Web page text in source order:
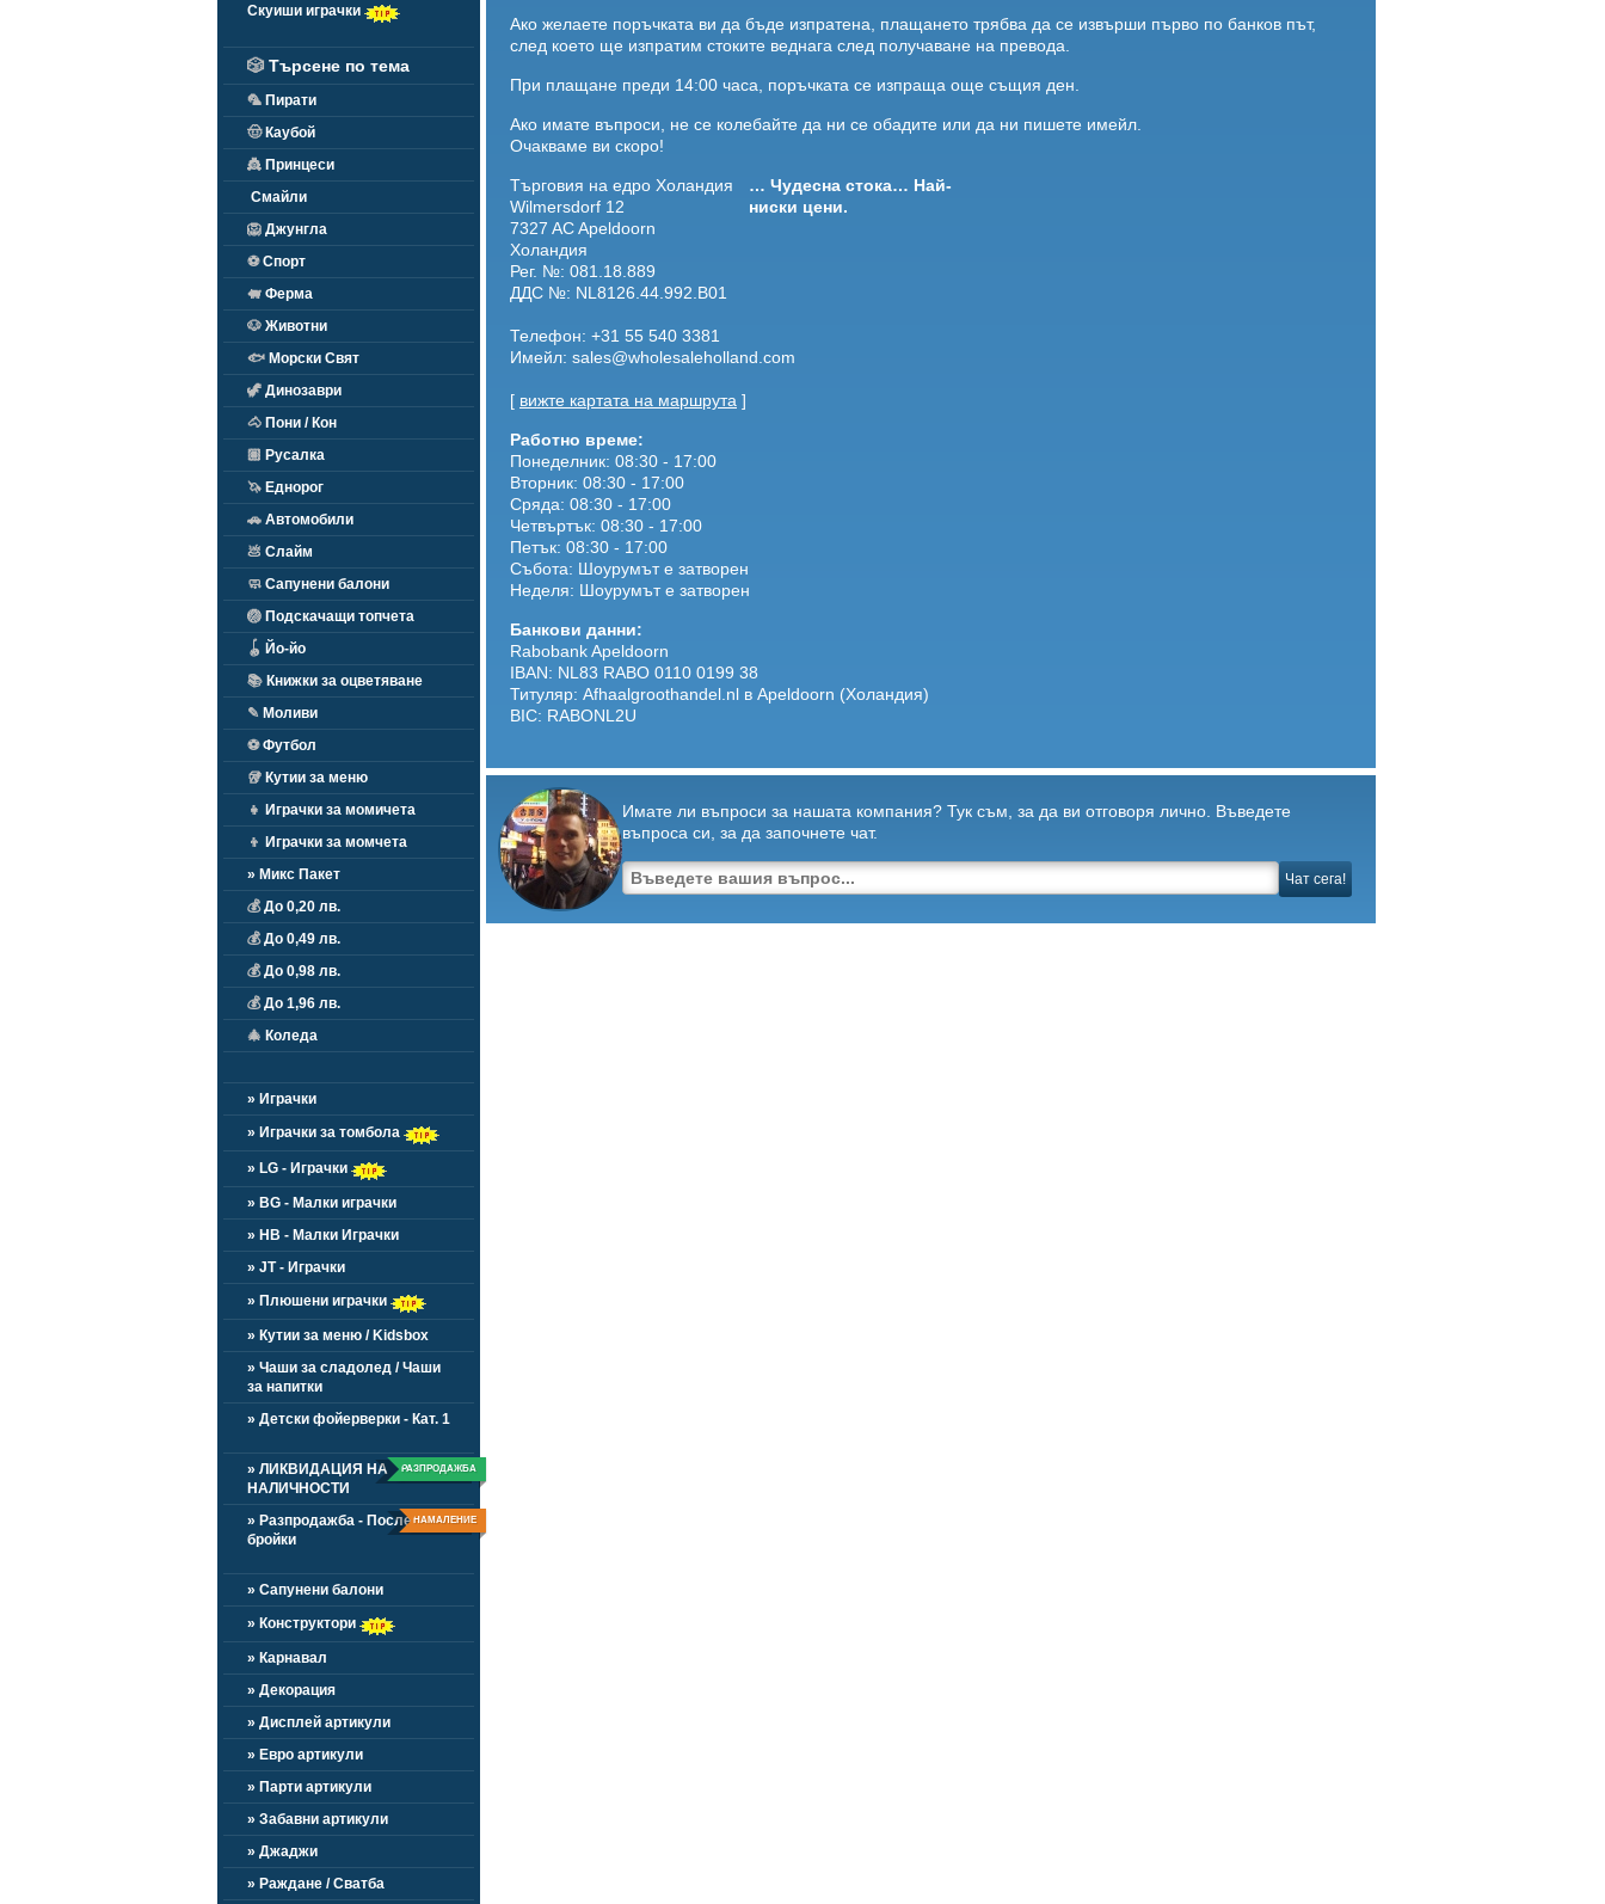
Скуиши играчки
🎲 Търсене по тема
🦜 Пирати
🤠Каубой
👸 Принцеси
Смайли
🦁 Джунгла
⚽Спорт
🐖 Ферма
🐶 Животни
🐟 Морски Свят
🦖 Динозаври
🐴 Пони / Кон
🏽 Русалка
🦄 Еднорог
🚗 Автомобили
💩 Слайм
🧼 Сапунени балони
🏐 Подскачащи топчета
🪀 Йо-йо
📚 Книжки за оцветяване
✎ Моливи
⚽Футбол
🥡 Кутии за меню
👧 Играчки за момичета
👦 Играчки за момчета
» Микс Пакет
💰До 0,20 лв.
💰До 0,49 лв.
💰До 0,98 лв.
💰До 1,96 лв.
🎄 Коледа
» Играчки
» Играчки за томбола
» LG - Играчки
» BG - Малки играчки
» HB - Малки Играчки
» JT - Играчки
» Плюшени играчки
» Кутии за меню / Kidsbox
» Чаши за сладолед / Чаши
за напитки
» Детски фойерверки - Кат. 1
» ЛИКВИДАЦИЯ НА
НАЛИЧНОСТИ
РАЗПРОДАЖБА
» Разпродажба - Последни
бройки
НАМАЛЕНИЕ
» Сапунени балони
» Конструктори
» Карнавал
» Декорация
» Дисплей артикули
» Евро артикули
» Парти артикули
» Забавни артикули
» Джаджи
» Раждане / Сватба
Ако желаете поръчката ви да бъде изпратена, плащането трябва да се извърши първо по банков път,
след което ще изпратим стоките веднага след получаване на превода.
При плащане преди 14:00 часа, поръчката се изпраща още същия ден.
Ако имате въпроси, не се колебайте да ни се обадите или да ни пишете имейл.
Очакваме ви скоро!
… Чудесна стока… Най-
ниски цени.
Търговия на едро Холандия
Wilmersdorf 12
7327 AC Apeldoorn
Холандия
Рег. №: 081.18.889
ДДС №: NL8126.44.992.B01
Телефон: +31 55 540 3381
Имейл: sales@wholesaleholland.com
[ вижте картата на маршрута ]
Работно време:
Понеделник: 08:30 - 17:00
Вторник: 08:30 - 17:00
Сряда: 08:30 - 17:00
Четвъртък: 08:30 - 17:00
Петък: 08:30 - 17:00
Събота: Шоурумът е затворен
Неделя: Шоурумът е затворен
Банкови данни:
Rabobank Apeldoorn
IBAN: NL83 RABO 0110 0199 38
Титуляр: Afhaalgroothandel.nl в Apeldoorn (Холандия)
BIC: RABONL2U
Имате ли въпроси за нашата компания? Тук съм, за да ви отговоря лично. Въведете
въпроса си, за да започнете чат.
Чат сега!